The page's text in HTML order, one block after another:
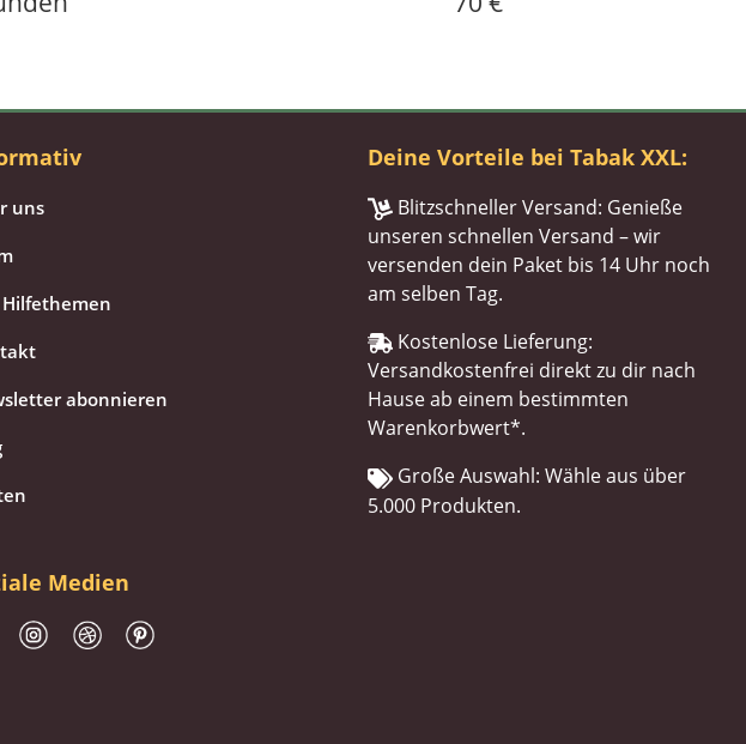
uns
abonnieren
Deine Vorteile bei Tabak XXL:
Blitzschneller Versand: Genieße
unseren schnellen Versand – wir
versenden dein Paket bis 14 Uhr noch
am selben Tag.
Kostenlose Lieferung:
Versandkostenfrei direkt zu dir nach
Hause ab einem bestimmten
Warenkorbwert*.
Große Auswahl: Wähle aus über
5.000 Produkten.
Medien